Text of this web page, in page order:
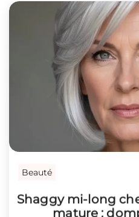
Beauté
Shaggy mi-long
mature :